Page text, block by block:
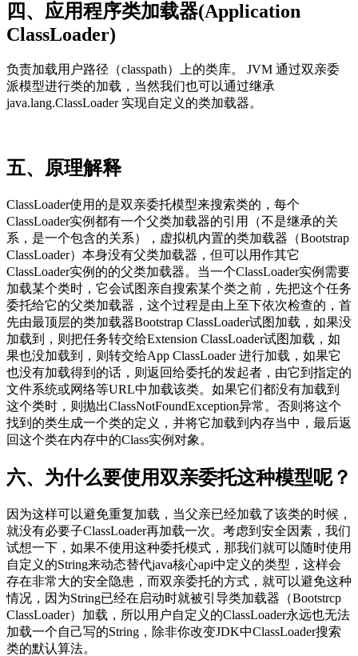
四、应用程序类加载器(Application
ClassLoader)
负责加载用户路径（classpath）上的类库。 JVM 通过双亲委
派模型进行类的加载，当然我们也可以通过继承
java.lang.ClassLoader 实现自定义的类加载器。
五、原理解释
ClassLoader使用的是双亲委托模型来搜索类的，每个
ClassLoader实例都有一个父类加载器的引用（不是继承的关
系，是一个包含的关系），虚拟机内置的类加载器（Bootstrap
ClassLoader）本身没有父类加载器，但可以用作其它
ClassLoader实例的的父类加载器。当一个ClassLoader实例需要
加载某个类时，它会试图亲自搜索某个类之前，先把这个任务
委托给它的父类加载器，这个过程是由上至下依次检查的，首
先由最顶层的类加载器Bootstrap ClassLoader试图加载，如果没
加载到，则把任务转交给Extension ClassLoader试图加载，如
果也没加载到，则转交给App ClassLoader 进行加载，如果它
也没有加载得到的话，则返回给委托的发起者，由它到指定的
文件系统或网络等URL中加载该类。如果它们都没有加载到
这个类时，则抛出ClassNotFoundException异常。否则将这个
找到的类生成一个类的定义，并将它加载到内存当中，最后返
回这个类在内存中的Class实例对象。
六、为什么要使用双亲委托这种模型呢？
因为这样可以避免重复加载，当父亲已经加载了该类的时候，
就没有必要子ClassLoader再加载一次。考虑到安全因素，我们
试想一下，如果不使用这种委托模式，那我们就可以随时使用
自定义的String来动态替代java核心api中定义的类型，这样会
存在非常大的安全隐患，而双亲委托的方式，就可以避免这种
情况，因为String已经在启动时就被引导类加载器（Bootstrcp
ClassLoader）加载，所以用户自定义的ClassLoader永远也无法
加载一个自己写的String，除非你改变JDK中ClassLoader搜索
类的默认算法。